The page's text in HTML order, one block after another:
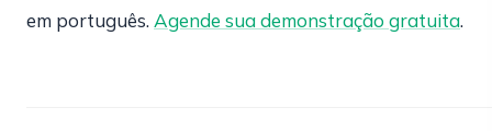
em português. Agende sua demonstração gratuita.